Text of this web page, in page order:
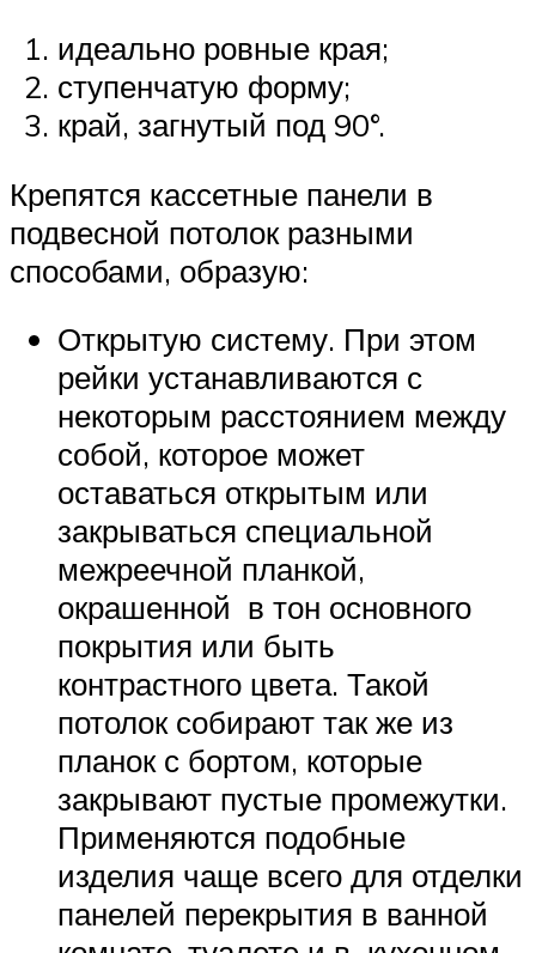
идеально ровные края;
ступенчатую форму;
край, загнутый под 90°.
Крепятся кассетные панели в
подвесной потолок разными
способами, образую:
Открытую систему. При этом
рейки устанавливаются с
некоторым расстоянием между
собой, которое может
оставаться открытым или
закрываться специальной
межреечной планкой,
окрашенной в тон основного
покрытия или быть
контрастного цвета. Такой
потолок собирают так же из
планок с бортом, которые
закрывают пустые промежутки.
Применяются подобные
изделия чаще всего для отделки
панелей перекрытия в ванной